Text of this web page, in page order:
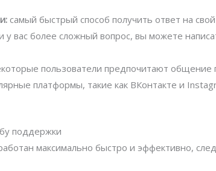
самый быстрый способ получить ответ на
у вас более сложный вопрос, вы можете
пользователи предпочитают общение
платформы, такие как ВКонтакте и
поддержки
максимально быстро и эффективно,